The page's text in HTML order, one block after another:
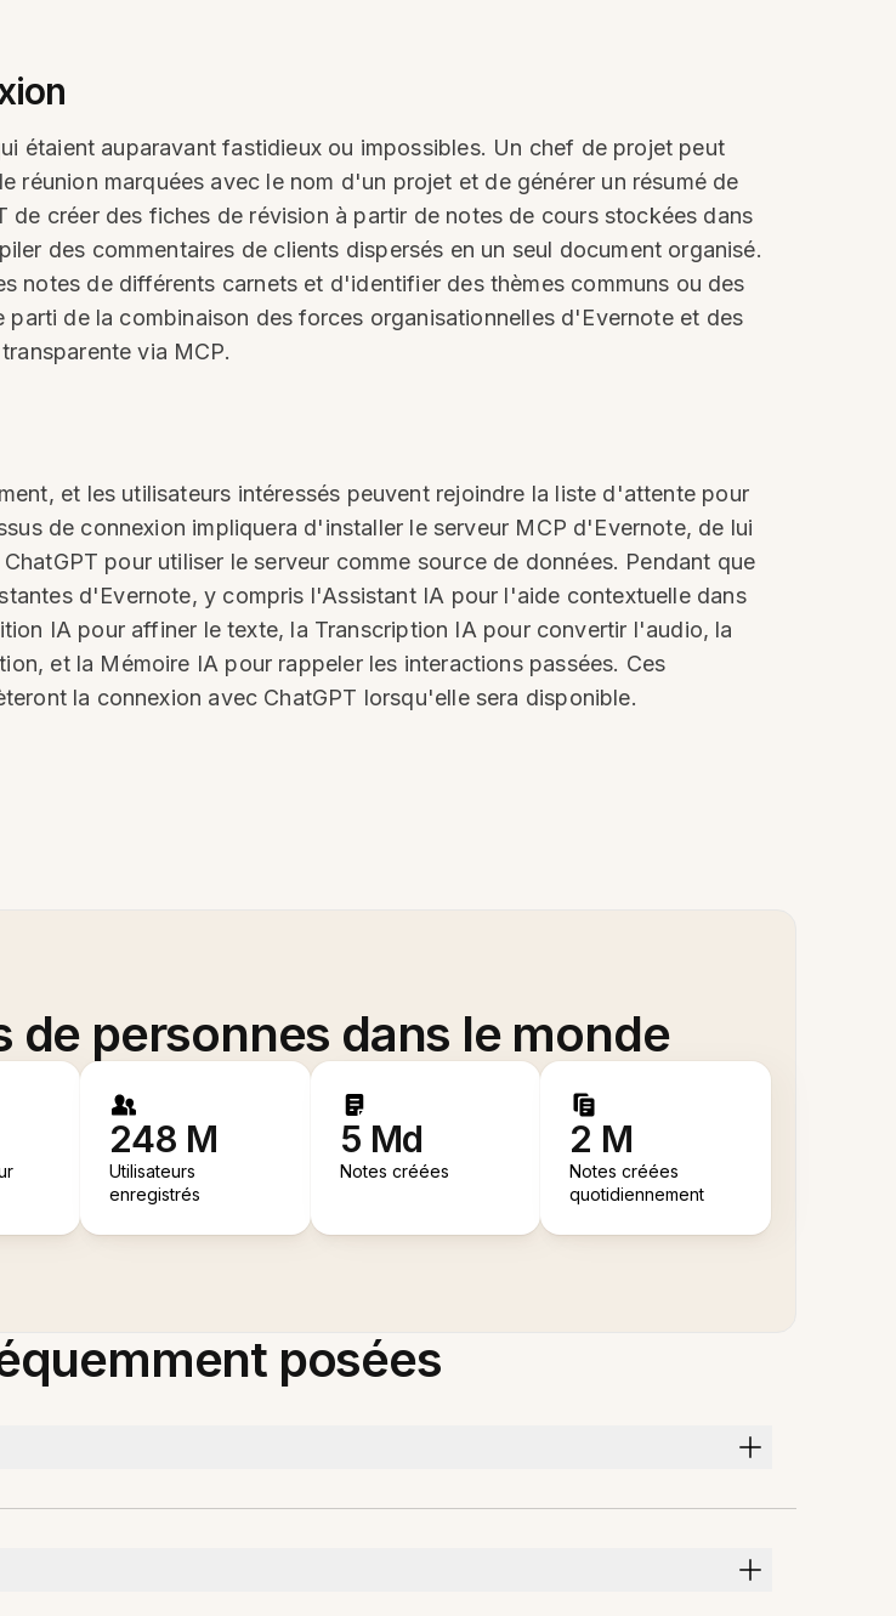
étaient auparavant fastidieux ou impossibles. Un chef de projet peut
réunion marquées avec le nom d'un projet et de générer un résumé de
créer des fiches de révision à partir de notes de cours stockées dans
des commentaires de clients dispersés en un seul document organisé.
notes de différents carnets et d'identifier des thèmes communs ou des
de la combinaison des forces organisationnelles d'Evernote et des
via MCP.
et les utilisateurs intéressés peuvent rejoindre la liste d'attente pour
de connexion impliquera d'installer le serveur MCP d'Evernote, de lui
pour utiliser le serveur comme source de données. Pendant que
d'Evernote, y compris l'Assistant IA pour l'aide contextuelle dans
IA pour affiner le texte, la Transcription IA pour convertir l'audio, la
et la Mémoire IA pour rappeler les interactions passées. Ces
la connexion avec ChatGPT lorsqu'elle sera disponible.
de personnes dans le monde
248 M
Utilisateurs
enregistrés
5 Md
Notes créées
2 M
Notes créées
quotidiennement
posées